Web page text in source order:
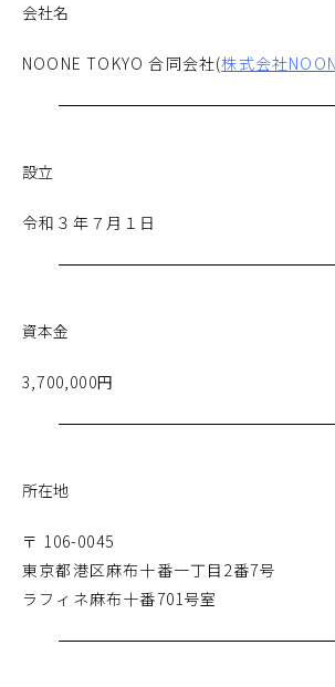
会社名
NOONE TOKYO 合同会社(株式会社
設立
令和３年７月１日
資本金
3,700,000円
所在地
〒 106-0045
東京都港区麻布十番一丁目2番7号
ラフィネ麻布十番701号室